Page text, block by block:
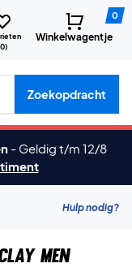
0)
0
Winkelwagentje
etc.
Zoekopdracht
- Geldig t/m 12/8
Hulp nodig?
Men